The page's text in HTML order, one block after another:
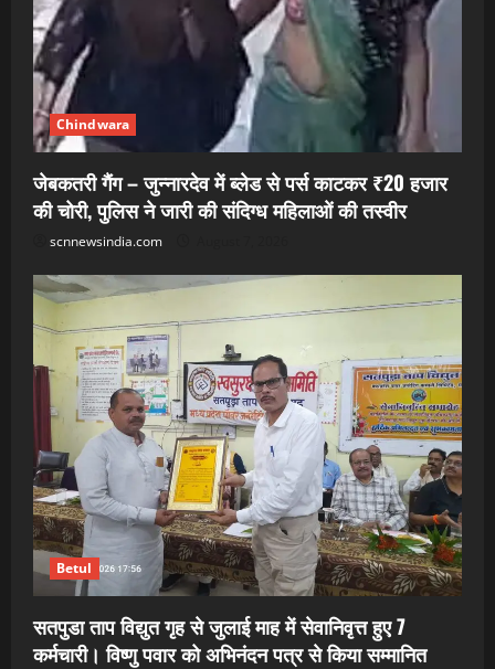
Chindwara
जेबकतरी गैंग – जुन्नारदेव में ब्लेड से पर्स काटकर ₹20 हजार
की चोरी, पुलिस ने जारी की संदिग्ध महिलाओं की तस्वीर
scnnewsindia.com
Betul
सतपुडा ताप विद्युत गृह से जुलाई माह में सेवानिवृत्त हुए 7
कर्मचारी। विष्णु पवार को अभिनंदन पत्र से किया सम्मानित